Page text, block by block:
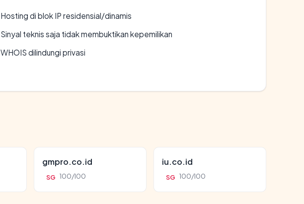
Hosting di blok IP residensial/dinamis
Sinyal teknis saja tidak membuktikan kepemilikan
WHOIS dilindungi privasi
gmpro.co.id
SG 100/100
iu.co.id
SG 100/100